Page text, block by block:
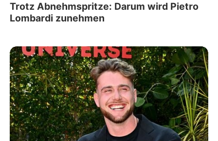
Trotz Abnehmspritze: Darum wird Pietro
Lombardi zunehmen